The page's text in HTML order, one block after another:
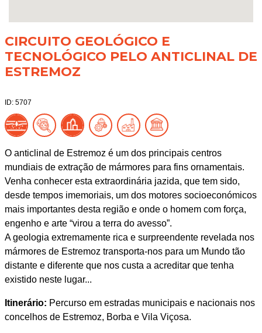
CIRCUITO GEOLÓGICO E
TECNOLÓGICO PELO ANTICLINAL DE
ESTREMOZ
ID: 5707
O anticlinal de Estremoz é um dos principais centros
mundiais de extração de mármores para fins ornamentais.
Venha conhecer esta extraordinária jazida, que tem sido,
desde tempos imemoriais, um dos motores socioeconómicos
mais importantes desta região e onde o homem com força,
engenho e arte “virou a terra do avesso”.
A geologia extremamente rica e surpreendente revelada nos
mármores de Estremoz transporta-nos para um Mundo tão
distante e diferente que nos custa a acreditar que tenha
existido neste lugar...
Itinerário: Percurso em estradas municipais e nacionais nos
concelhos de Estremoz, Borba e Vila Viçosa.